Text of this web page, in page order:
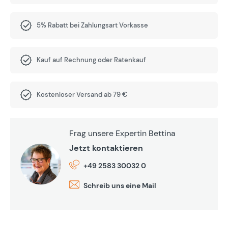
5% Rabatt bei Zahlungsart Vorkasse
Kauf auf Rechnung oder Ratenkauf
Kostenloser Versand ab 79 €
Frag unsere Expertin Bettina
Jetzt kontaktieren
+49 2583 30032 0
Schreib uns eine Mail